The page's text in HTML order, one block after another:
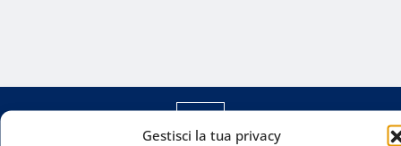
Gestisci la tua privacy